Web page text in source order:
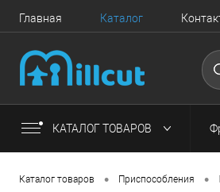
Главная Каталог
КАТАЛОГ ТОВАРОВ
Каталог товаров • Приспособления •